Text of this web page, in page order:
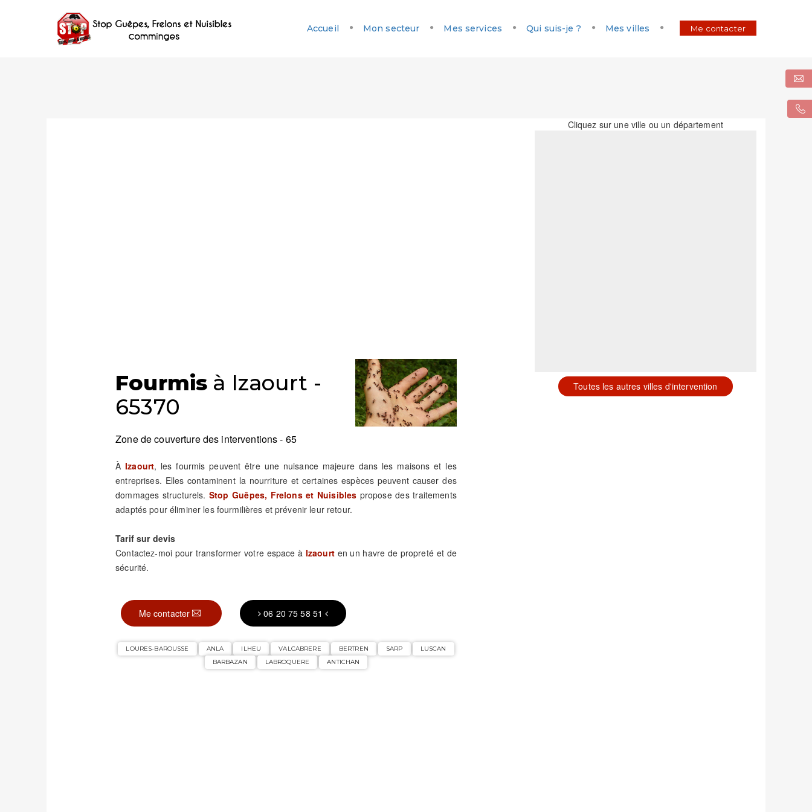
Accueil Mon secteur Mes services Qui suis-je ? Mes villes Me contacter
Fourmis à Izaourt -
65370
Zone de couverture des interventions - 65
ÀIzaourt, les fourmis peuvent être une nuisance majeure dans les maisons et les
entreprises. Elles contaminent la nourriture et certaines espèces peuvent causer des
dommages structurels.Stop Guêpes, Frelons et Nuisibles propose des traitements
adaptés pour éliminer les fourmilières et prévenir leur retour.
Tarif sur devis
Contactez-moi pour transformer votre espace à Izaourten un havre de propreté et de
sécurité.
Me contacter 06 20 75 58 51
LOURES-BAROUSSE ANLA ILHEU VALCABRERE BERTREN SARP
LUSCAN
BARBAZAN
LABROQUERE ANTICHAN
Cliquez sur une ville ou un département
Toutes les autres villes d'intervention